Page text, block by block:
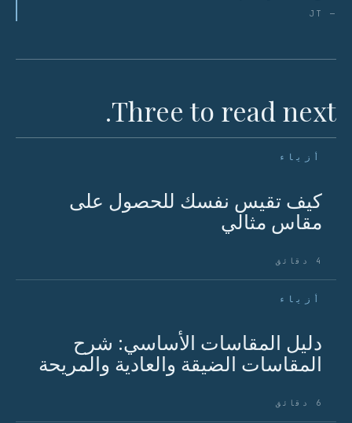
— JT
Three to read next.
أزياء
كيف تقيس نفسك للحصول على
مقاس مثالي
4 دقائق
أزياء
دليل المقاسات الأساسي: شرح
المقاسات الضيقة والعادية والمريحة
6 دقائق